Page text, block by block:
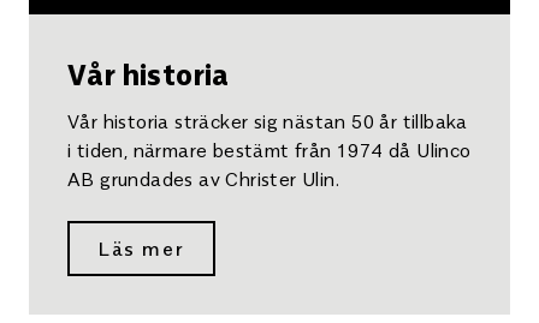
Vår historia
Vår historia sträcker sig nästan 50 år tillbaka
i tiden, närmare bestämt från 1974 då Ulinco
AB grundades av Christer Ulin.
Läs mer